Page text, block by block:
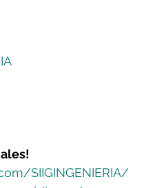
SIIGINGENIERIA/